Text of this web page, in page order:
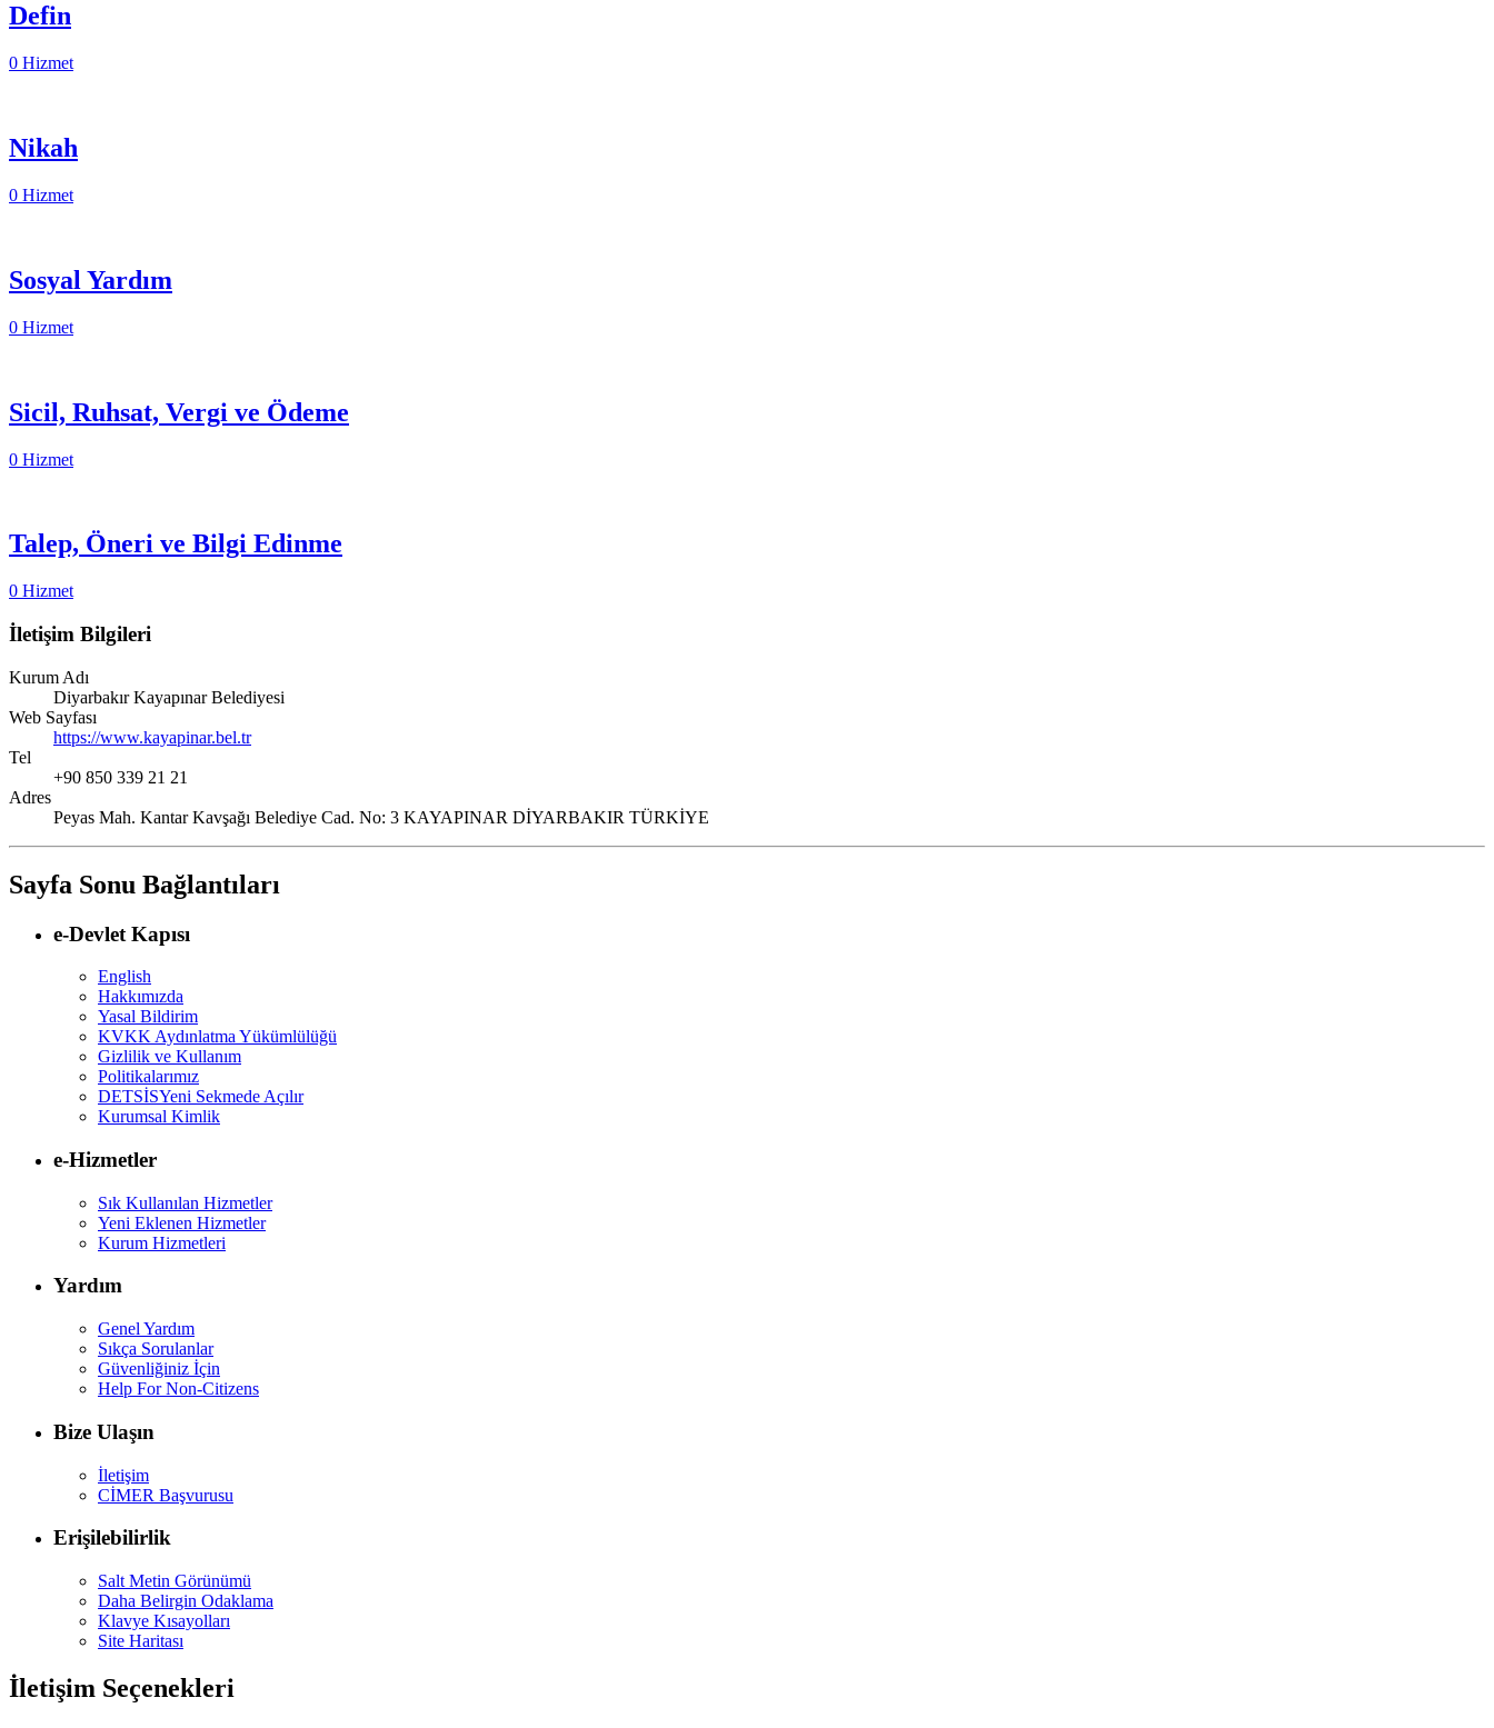
Defin
0 Hizmet
Nikah
0 Hizmet
Sosyal Yardım
0 Hizmet
Sicil, Ruhsat, Vergi ve Ödeme
0 Hizmet
Talep, Öneri ve Bilgi Edinme
0 Hizmet
İletişim Bilgileri
Kurum Adı
Diyarbakır Kayapınar Belediyesi
Web Sayfası
https://www.kayapinar.bel.tr
Tel
+90 850 339 21 21
Adres
Peyas Mah. Kantar Kavşağı Belediye Cad. No: 3 KAYAPINAR DİYARBAKIR TÜRKİYE
Sayfa Sonu Bağlantıları
e-Devlet Kapısı
English
Hakkımızda
Yasal Bildirim
KVKK Aydınlatma Yükümlülüğü
Gizlilik ve Kullanım
Politikalarımız
DETSİSYeni Sekmede Açılır
Kurumsal Kimlik
e-Hizmetler
Sık Kullanılan Hizmetler
Yeni Eklenen Hizmetler
Kurum Hizmetleri
Yardım
Genel Yardım
Sıkça Sorulanlar
Güvenliğiniz İçin
Help For Non-Citizens
Bize Ulaşın
İletişim
CİMER Başvurusu
Erişilebilirlik
Salt Metin Görünümü
Daha Belirgin Odaklama
Klavye Kısayolları
Site Haritası
İletişim Seçenekleri